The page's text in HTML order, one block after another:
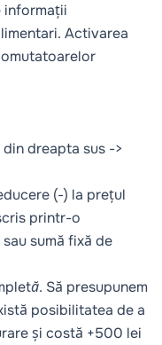
informații
Activarea
dreapta sus ->
(-) la prețul
printr-o
sumă fixă de
. Să presupunem
posibilitatea de a
și costă +500 lei